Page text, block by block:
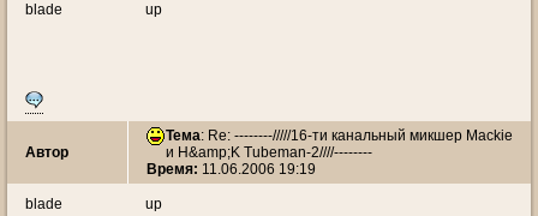
blade up
Автор
Тема: Re: --------/////16-ти канальный микшер Mackie
и H&amp;K Tubeman-2////--------
Время: 11.06.2006 19:19
blade up